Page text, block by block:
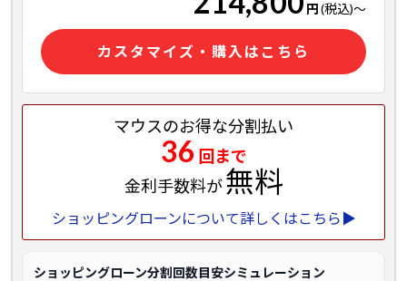
円(税込)～
カスタマイズ・購入はこちら
マウスのお得な分割払い
36 回まで
金利手数料が無料
ショッピングローンについて詳しくはこちら▶
ショッピングローン分割回数目安シミュレーション